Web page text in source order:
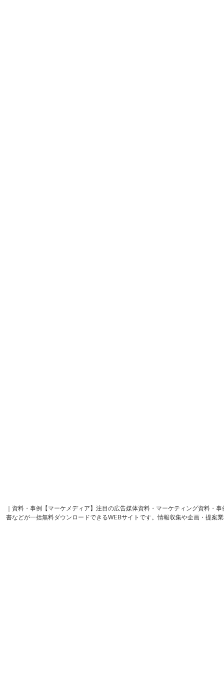
｜資料・事例【マーケメディア】注目の広告媒体資料・マーケティング資料・
書などが一括無料ダウンロードできるWEBサイトです。情報収集や企画・提案